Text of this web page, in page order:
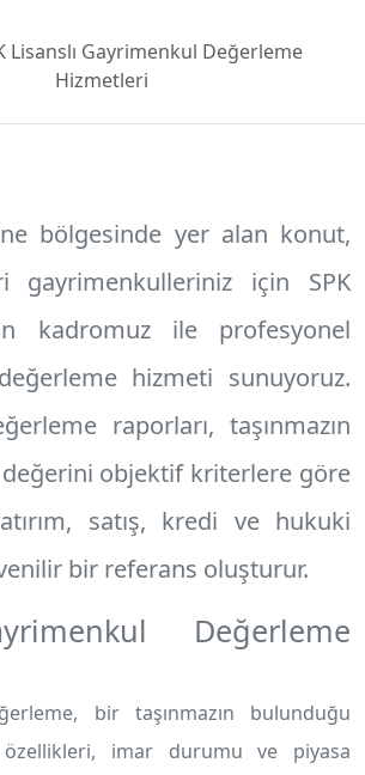
Lisanslı Gayrimenkul Değerleme
Hizmetleri
bölgesinde yer alan konut,
gayrimenkulleriniz için SPK
kadromuz ile profesyonel
hizmeti sunuyoruz.
raporları, taşınmazın
objektif kriterlere göre
satış, kredi ve hukuki
bir referans oluşturur.
Değerleme
bir taşınmazın bulunduğu
imar durumu ve piyasa